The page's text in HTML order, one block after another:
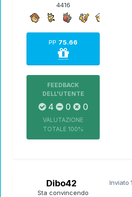
4416
PP 75.66
FEEDBACK
DELL'UTENTE
4 0 0
VALUTAZIONE
TOTALE 100%
Dibo42
Sta convincendo
Inviato